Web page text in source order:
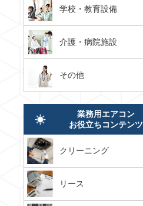
学校・教育設備
介護・病院施設
その他
業務用エアコン
お役立ちコンテンツ
クリーニング
リース